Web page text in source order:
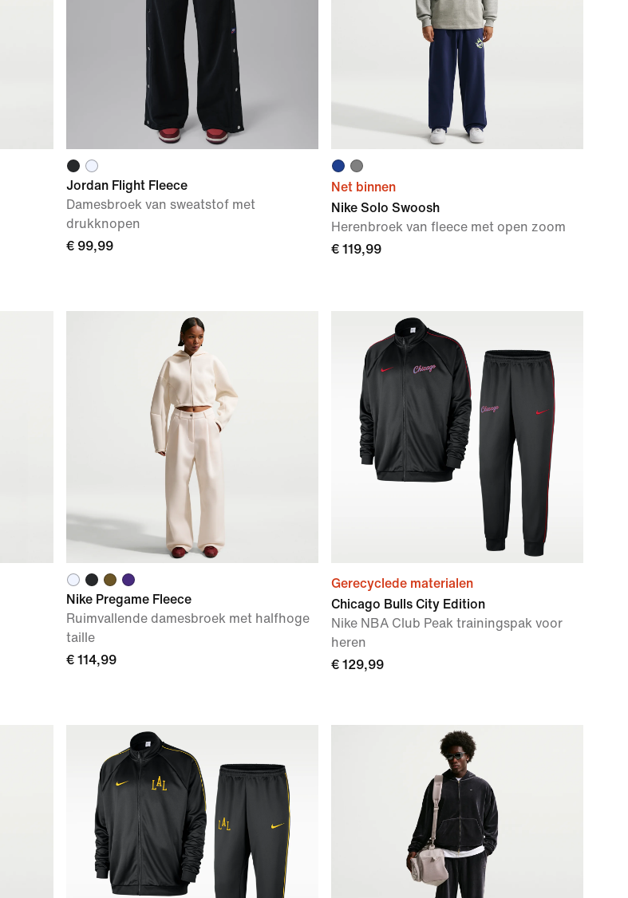
Jordan Flight Fleece
Damesbroek van sweatstof met
drukknopen
€ 99,99
Net binnen
Nike Solo Swoosh
Herenbroek van fleece met open zoom
€ 119,99
Nike Pregame Fleece
Ruimvallende damesbroek met halfhoge
taille
€ 114,99
Gerecyclede materialen
Chicago Bulls City Edition
Nike NBA Club Peak trainingspak voor
heren
€ 129,99